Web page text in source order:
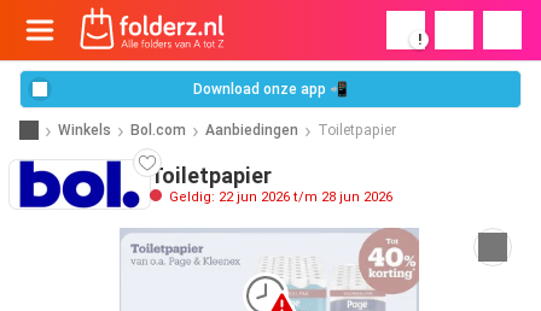
!
Download onze app 📲
Winkels Bol.com Aanbiedingen Toiletpapier
Toiletpapier
Geldig: 22 jun 2026 t/m 28 jun 2026